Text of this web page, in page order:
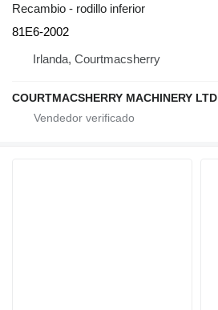
Recambio - rodillo inferior
81E6-2002
Irlanda, Courtmacsherry
COURTMACSHERRY MACHINERY LTD